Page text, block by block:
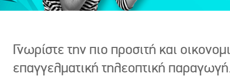
Γνωρίστε την πιο προσιτή και
επαγγελματική τηλεοπτική